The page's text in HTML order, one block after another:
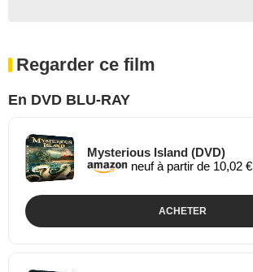
Regarder ce film
En DVD BLU-RAY
Mysterious Island (DVD)
neuf à partir de 10,02 €
ACHETER